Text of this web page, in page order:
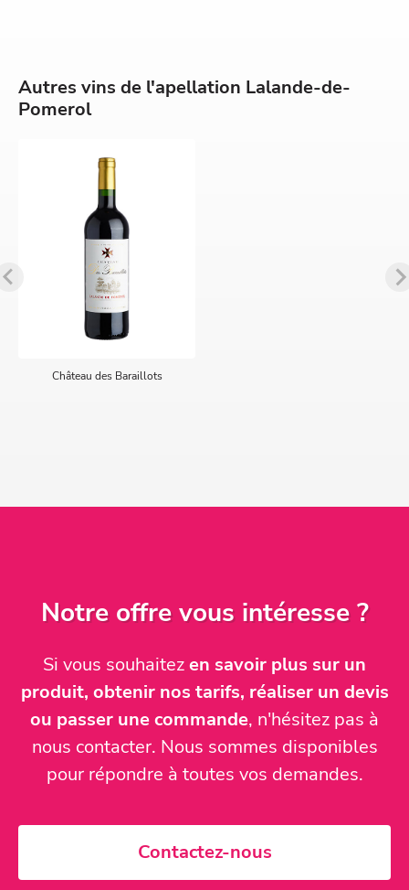
Autres vins de l'apellation Lalande-de-
Pomerol
Château des Baraillots
Notre offre vous intéresse ?
Si vous souhaitezen savoir plus sur un
produit, obtenir nos tarifs, réaliser un devis
ou passer une commande, n'hésitez pas à
nous contacter. Nous sommes disponibles
pour répondre à toutes vos demandes.
Contactez-nous